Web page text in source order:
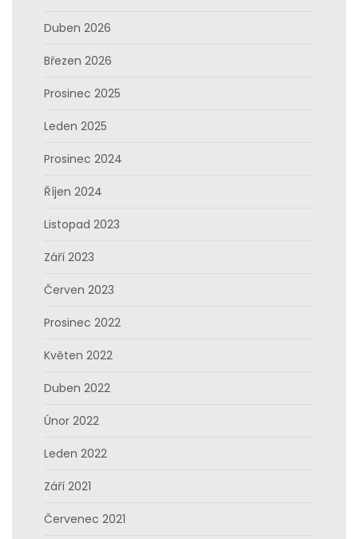
Duben 2026
Březen 2026
Prosinec 2025
Leden 2025
Prosinec 2024
Říjen 2024
Listopad 2023
Září 2023
Červen 2023
Prosinec 2022
Květen 2022
Duben 2022
Únor 2022
Leden 2022
Září 2021
Červenec 2021